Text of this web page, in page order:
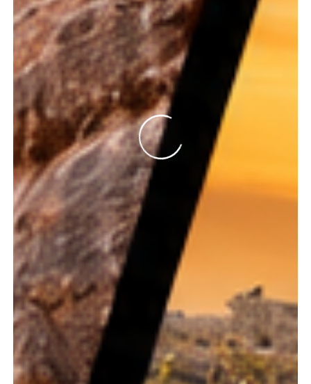
DATE DE
DÉPART
×
AOÛT 2026
Lundi
10
Samedi
15
Samedi
22 1832.26€
Dimanche
16
Dimanche
23 1820.21€